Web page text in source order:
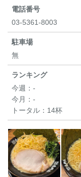
電話番号
03-5361-8003
駐車場
無
ランキング
今週： -
今月： -
トータル： 14杯